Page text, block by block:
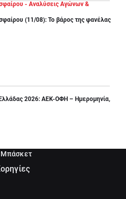
- Αναλύσεις Αγώνων &
(11/08): Το βάρος της φανέλας
2026: ΑΕΚ-ΟΦΗ – Ημερομηνία,
Μπάσκετ